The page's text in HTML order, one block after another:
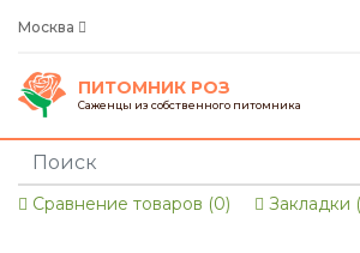
Москва
ПИТОМНИК РОЗ
Саженцы из собственного питомника
Сравнение товаров (0) Закладки